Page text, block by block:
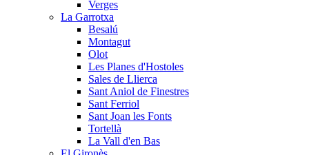
Verges
La Garrotxa
Besalú
Montagut
Olot
Les Planes d'Hostoles
Sales de Llierca
Sant Aniol de Finestres
Sant Ferriol
Sant Joan les Fonts
Tortellà
La Vall d'en Bas